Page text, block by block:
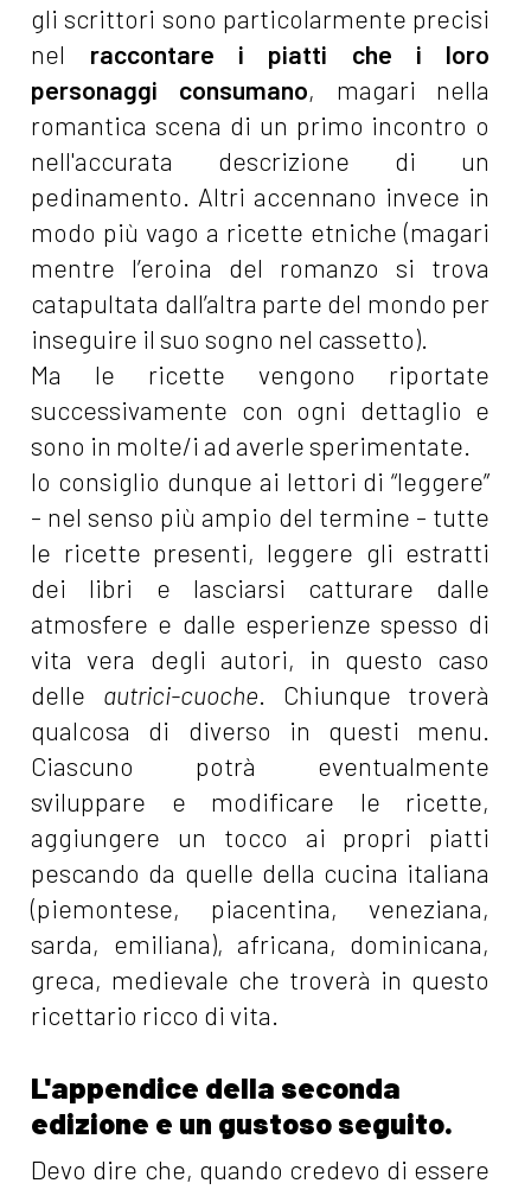
gli scrittori sono particolarmente precisi
nel raccontare i piatti che i loro
personaggi consumano, magari nella
romantica scena di un primo incontro o
nell'accurata descrizione di un
pedinamento. Altri accennano invece in
modo più vago a ricette etniche (magari
mentre l’eroina del romanzo si trova
catapultata dall’altra parte del mondo per
inseguire il suo sogno nel cassetto).
Ma le ricette vengono riportate
successivamente con ogni dettaglio e
sono in molte/i ad averle sperimentate.
Io consiglio dunque ai lettori di “leggere”
- nel senso più ampio del termine - tutte
le ricette presenti, leggere gli estratti
dei libri e lasciarsi catturare dalle
atmosfere e dalle esperienze spesso di
vita vera degli autori, in questo caso
delle autrici-cuoche. Chiunque troverà
qualcosa di diverso in questi menu.
Ciascuno potrà eventualmente
sviluppare e modificare le ricette,
aggiungere un tocco ai propri piatti
pescando da quelle della cucina italiana
(piemontese, piacentina, veneziana,
sarda, emiliana), africana, dominicana,
greca, medievale che troverà in questo
ricettario ricco di vita.
L'appendice della seconda
edizione e un gustoso seguito.
Devo dire che, quando credevo di essere